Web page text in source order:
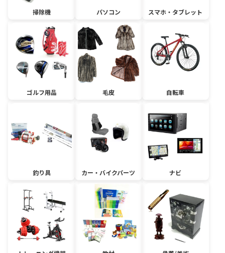
掃除機 パソコン スマホ・タブレット
ゴルフ用品 毛皮 自転車
釣り具 カー・バイクパーツ ナビ